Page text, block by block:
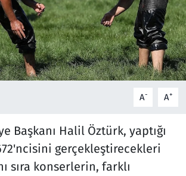
A- A+
Başkanı Halil Öztürk, yaptığı
gerçekleştirecekleri
sıra konserlerin, farklı